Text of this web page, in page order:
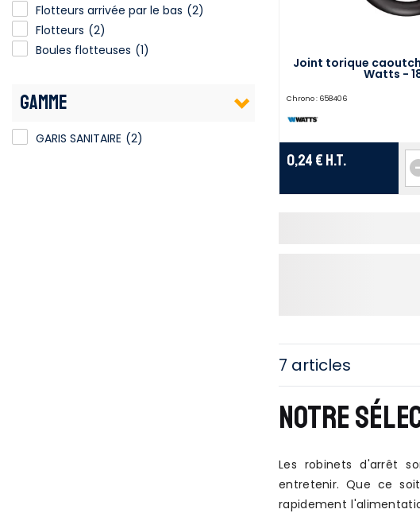
Flotteurs arrivée par le bas (2)
Flotteurs (2)
Boules flotteuses (1)
GAMME
GARIS SANITAIRE (2)
Joint torique
Watts -
Chrono : 658406
0,24 € H.T.
7 articles
NOTRE
Les robinets d'arrêt
entretenir. Que ce
rapidement